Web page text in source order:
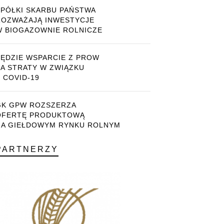
SKARBU PAŃSTWA
INWESTYCJE
BIOGAZOWNIE ROLNICZE
WSPARCIE Z PROW
STRATY W ZWIĄZKU
COVID-19
GPW ROZSZERZA
PRODUKTOWĄ
GIEŁDOWYM RYNKU ROLNYM